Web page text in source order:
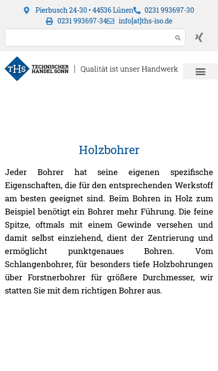
Pierbusch 24-30 • 44536 Lünen
0231 993697-30
0231 993697-34
info[at]ths-iso.de
Holzbohrer
Jeder Bohrer hat seine eigenen spezifische
Eigenschaften, die für den entsprechenden Werkstoff
am besten geeignet sind. Beim Bohren in Holz zum
Beispiel benötigt ein Bohrer mehr Führung. Die feine
Spitze, oftmals mit einem Gewinde versehen und
damit selbst einziehend, dient der Zentrierung und
ermöglicht punktgenaues Bohren. Vom
Schlangenbohrer, für besonders tiefe Holzbohrungen
über Forstnerbohrer für größere Durchmesser, wir
statten Sie mit dem richtigen Bohrer aus.